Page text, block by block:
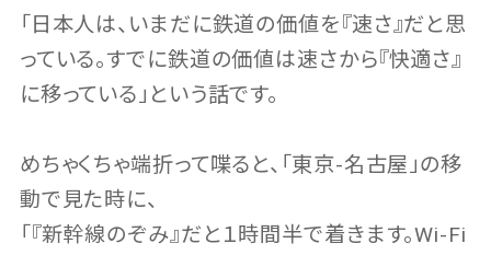
「日本人は、いまだに鉄道の価値を『速さ』だと思
っている。すでに鉄道の価値は速さから『快適さ』
に移っている」という話です。
めちゃくちゃ端折って喋ると、「東京-名古屋」の移
動で見た時に、
「『新幹線のぞみ』だと１時間半で着きます。Wi-Fi